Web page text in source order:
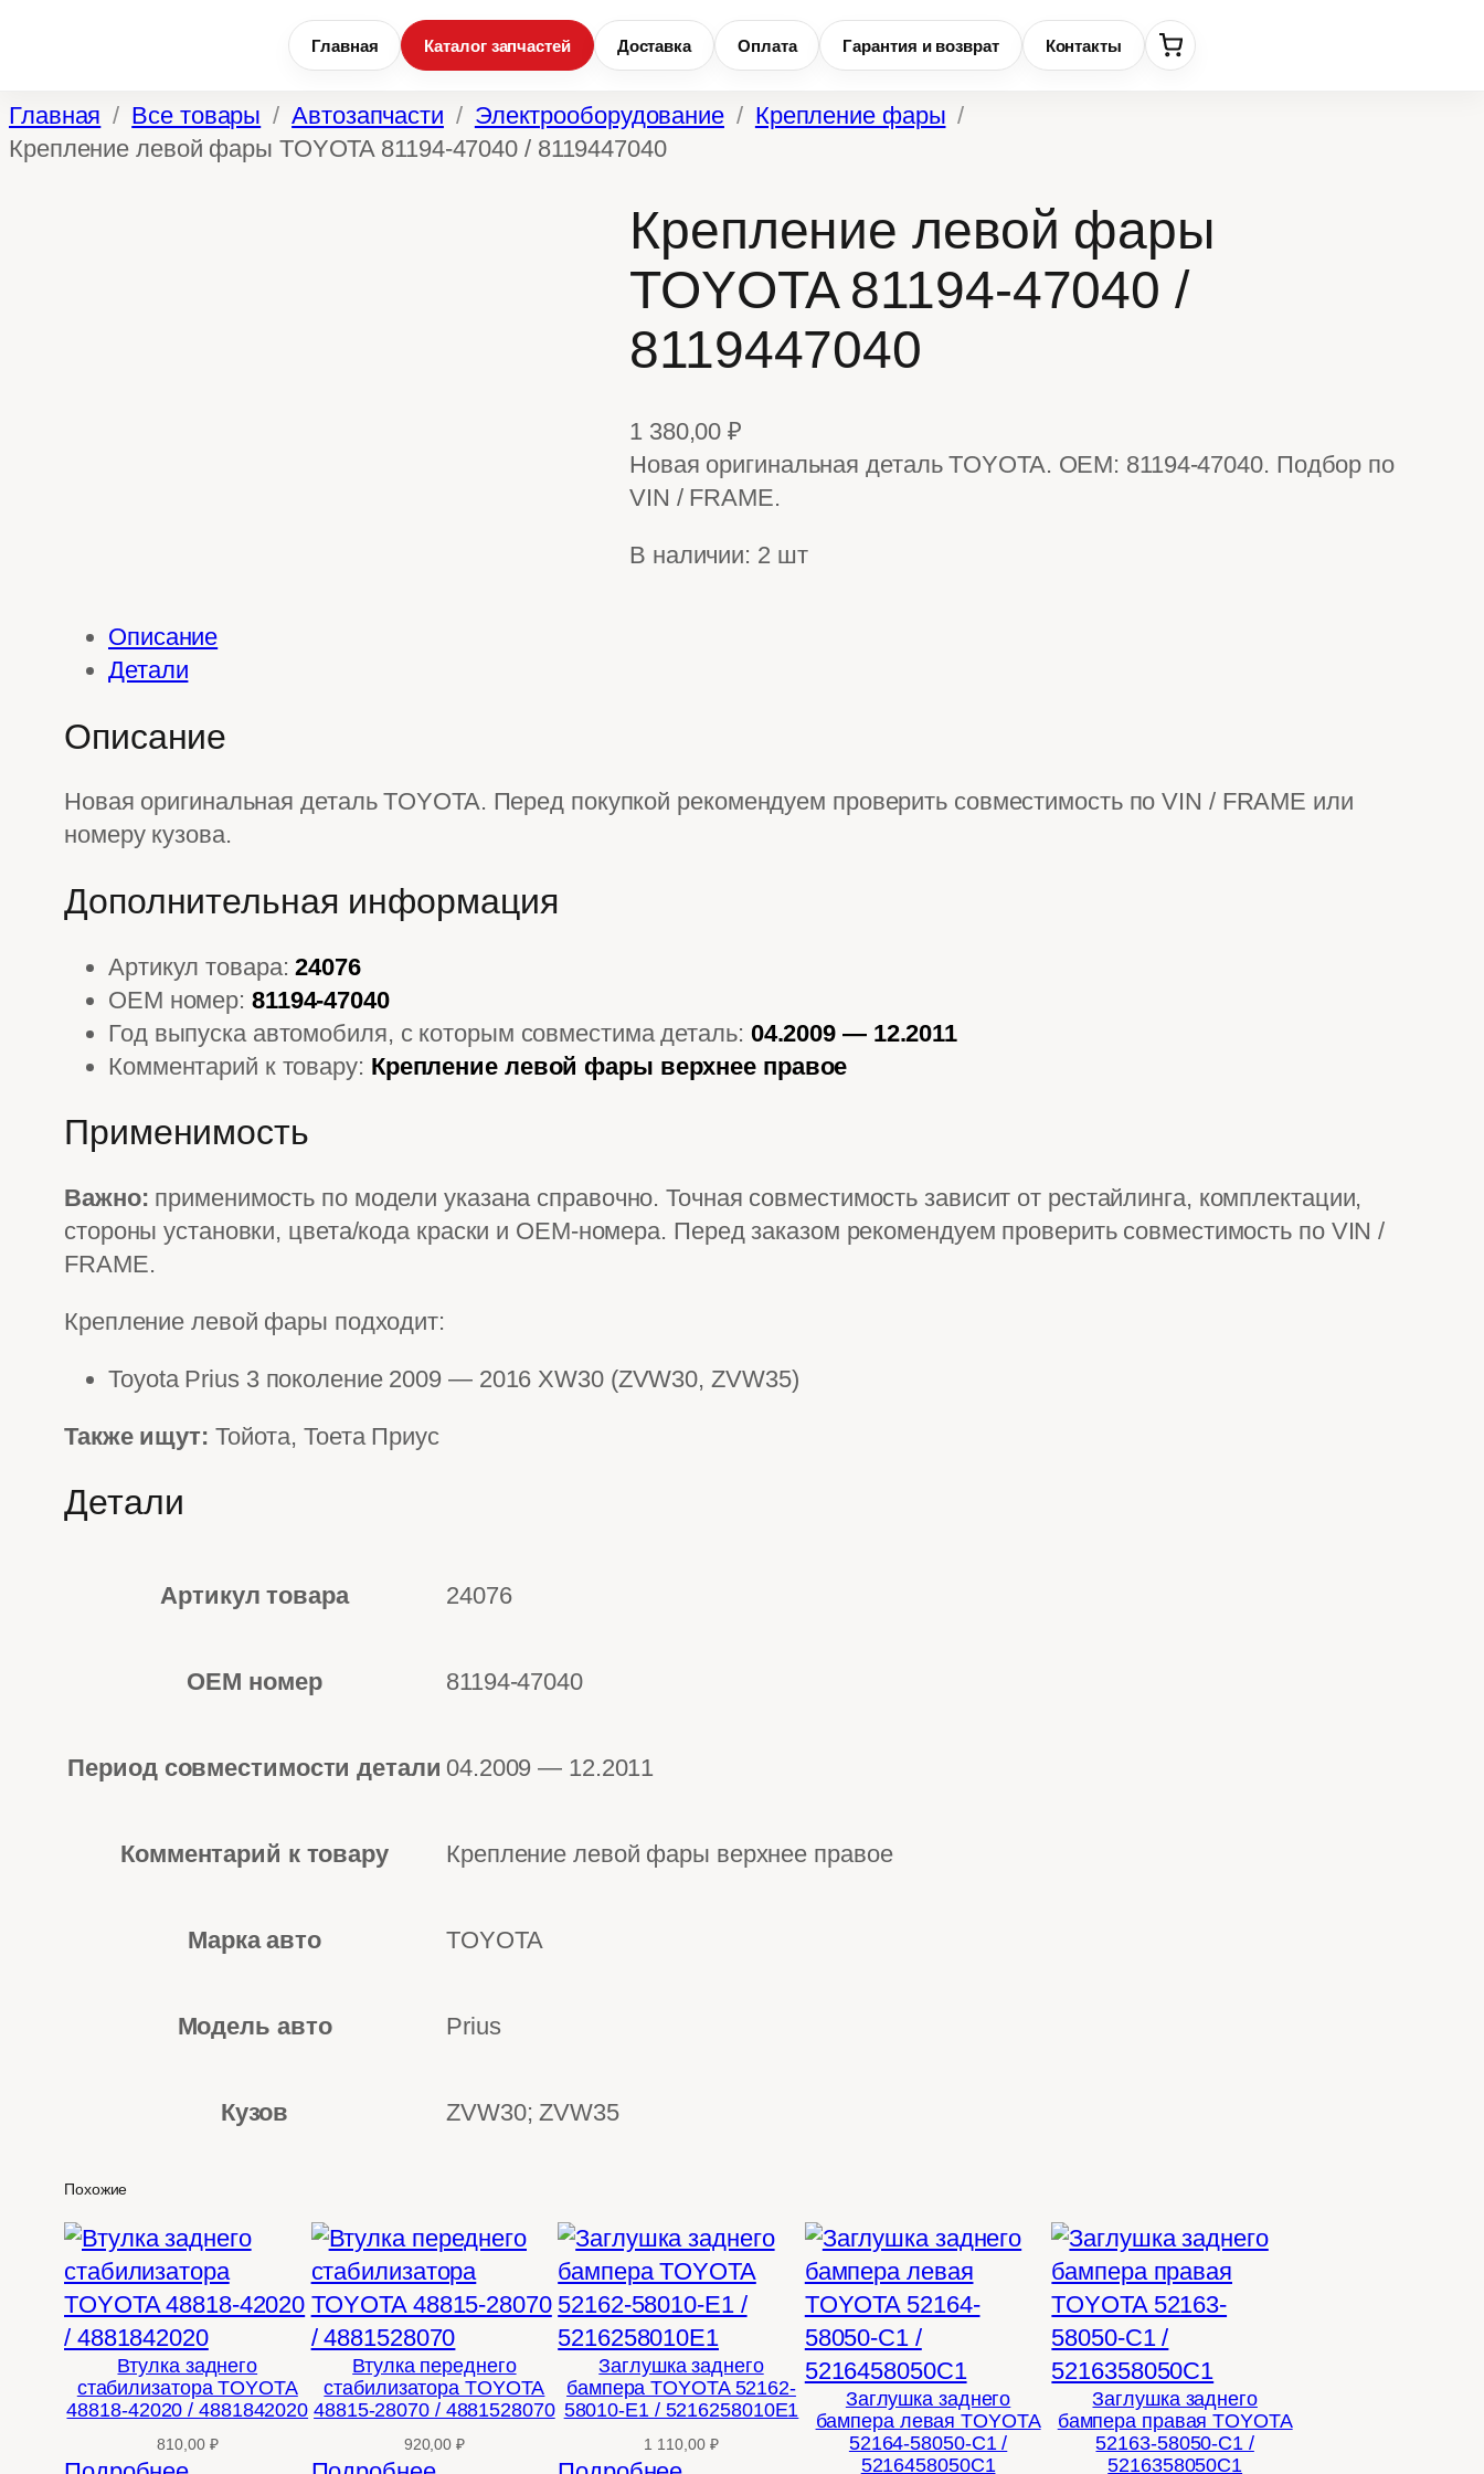
Перейти
к
Главная Каталог запчастей Доставка Оплата Гарантия и возврат Контакты
Главная Все товары Автозапчасти Электрооборудование
Крепление фары
Крепление левой фары TOYOTA 81194-47040 / 8119447040
Крепление левой фары
TOYOTA 81194-47040 /
8119447040
1 380,00₽
Новая оригинальная деталь TOYOTA. OEM: 81194-47040. Подбор по
VIN / FRAME.
В наличии: 2 шт
Описание
Детали
Описание
Новая оригинальная деталь TOYOTA. Перед покупкой рекомендуем проверить совместимость по VIN / FRAME или
номеру кузова.
Дополнительная информация
Артикул товара:24076
OEM номер: 81194-47040
Год выпуска автомобиля, с которым совместима деталь: 04.2009 — 12.2011
Комментарий к товару: Крепление левой фары верхнее правое
Применимость
Важно: применимость по модели указана справочно. Точная совместимость зависит от рестайлинга, комплектации,
стороны установки, цвета/кода краски и OEM-номера. Перед заказом рекомендуем проверить совместимость по VIN /
FRAME.
Крепление левой фары подходит:
Toyota Prius 3 поколение 2009 — 2016 XW30 (ZVW30, ZVW35)
Также ищут: Тойота, Тоета Приус
Детали
Артикул товара 24076
OEM номер 81194-47040
Период совместимости детали 04.2009 — 12.2011
Комментарий к товару Крепление левой фары верхнее правое
Марка авто TOYOTA
Модель авто Prius
Кузов ZVW30; ZVW35
Похожие
Втулка заднего
стабилизатора TOYOTA
48818-42020 / 4881842020
810,00 ₽
Втулка переднего
стабилизатора TOYOTA
48815-28070 / 4881528070
920,00₽
Заглушка заднего
бампера TOYOTA 52162-
58010-E1 / 5216258010E1
1 110,00 ₽
Заглушка заднего
бампера левая TOYOTA
52164-58050-C1 /
5216458050C1
Заглушка заднего
бампера правая TOYOTA
52163-58050-C1 /
5216358050C1